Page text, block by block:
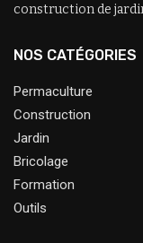
construction de
NOS CATÉGORIES
Permaculture
Construction
Jardin
Bricolage
Formation
Outils